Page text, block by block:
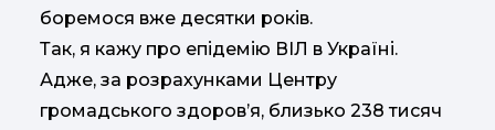
боремося вже десятки років.
Так, я кажу про епідемію ВІЛ в Україні.
Адже, за розрахунками Центру
громадського здоров’я, близько 238 тисяч